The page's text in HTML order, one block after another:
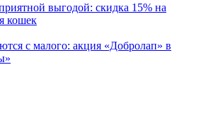
выгодой: скидка 15% на
кошек